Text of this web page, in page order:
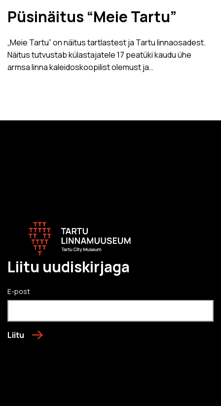
Püsinäitus “Meie Tartu”
„Meie Tartu” on näitus tartlastest ja Tartu linnaosadest.
Näitus tutvustab külastajatele 17 peatüki kaudu ühe
armsa linna kaleidoskoopilist olemust ja…
Liitu uudiskirjaga
E-post
Liitu